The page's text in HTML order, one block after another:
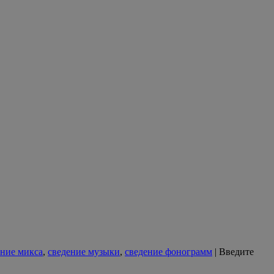
микса, сведение музыки, сведение фонограмм | Введите